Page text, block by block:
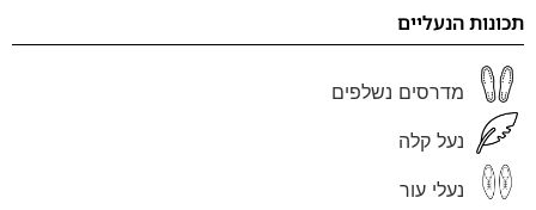
תכונות הנעליים
מדרסים נשלפים
נעל קלה
נעלי עור